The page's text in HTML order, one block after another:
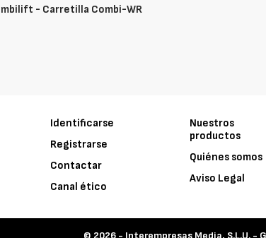
- Carretilla Combi-WR
Identificarse
Registrarse
Contactar
Canal ético
Nuestros
productos
Quiénes somos
Aviso Legal
© 2026 - Interempresas Media, S.L.U. -